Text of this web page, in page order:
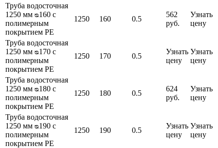
Труба водосточная
1250 мм ᴓ160 с
полимерным
покрытием PE
1250 160 0.5
562
руб.
Узнать
цену
Труба водосточная
1250 мм ᴓ170 с
полимерным
покрытием PE
1250 170 0.5
Узнать
цену
Узнать
цену
Труба водосточная
1250 мм ᴓ180 с
полимерным
покрытием PE
1250 180 0.5
624
руб.
Узнать
цену
Труба водосточная
1250 мм ᴓ190 с
полимерным
покрытием PE
1250 190 0.5
Узнать
цену
Узнать
цену